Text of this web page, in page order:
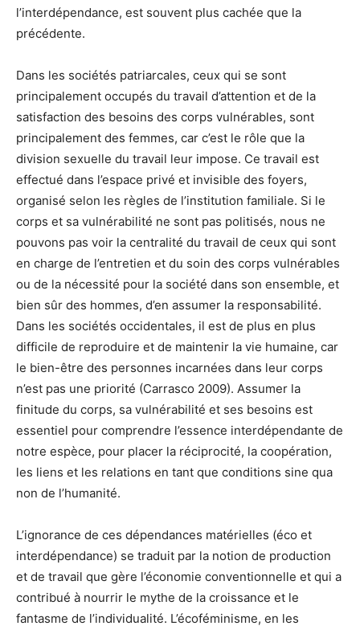
l’interdépendance, est souvent plus cachée que la
précédente.
Dans les sociétés patriarcales, ceux qui se sont
principalement occupés du travail d’attention et de la
satisfaction des besoins des corps vulnérables, sont
principalement des femmes, car c’est le rôle que la
division sexuelle du travail leur impose. Ce travail est
effectué dans l’espace privé et invisible des foyers,
organisé selon les règles de l’institution familiale. Si le
corps et sa vulnérabilité ne sont pas politisés, nous ne
pouvons pas voir la centralité du travail de ceux qui sont
en charge de l’entretien et du soin des corps vulnérables
ou de la nécessité pour la société dans son ensemble, et
bien sûr des hommes, d’en assumer la responsabilité.
Dans les sociétés occidentales, il est de plus en plus
difficile de reproduire et de maintenir la vie humaine, car
le bien-être des personnes incarnées dans leur corps
n’est pas une priorité (Carrasco 2009). Assumer la
finitude du corps, sa vulnérabilité et ses besoins est
essentiel pour comprendre l’essence interdépendante de
notre espèce, pour placer la réciprocité, la coopération,
les liens et les relations en tant que conditions sine qua
non de l’humanité.
L’ignorance de ces dépendances matérielles (éco et
interdépendance) se traduit par la notion de production
et de travail que gère l’économie conventionnelle et qui a
contribué à nourrir le mythe de la croissance et le
fantasme de l’individualité. L’écoféminisme, en les